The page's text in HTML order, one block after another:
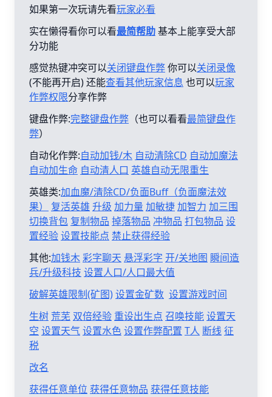
如果第一次玩请先看玩家必看
实在懒得看你可以看最简帮助基本上能享受大部
分功能
感觉热键冲突可以关闭键盘作弊你可以关闭录像
(不能再开启) 还能查看其他玩家信息 也可以玩家
作弊权限分享作弊
键盘作弊:完整键盘作弊 （也可以看看最简键盘作
弊）
自动化作弊:自动加钱/木 自动清除CD 自动加魔法
自动加生命 自动清人口 英雄自动无限重生
英雄类:加血魔/清除CD/负面Buff（负面魔法效
果）
复活英雄 升级 加力量 加敏捷加智力 加三围
切换背包 复制物品 掉落物品 冲物品 打包物品 设
置经验设置技能点 禁止获得经验
其他:加钱木彩字聊天 悬浮彩字 开/关地图 瞬间造
兵/升级科技 设置人口/人口最大值
破解英雄限制(矿图)设置金矿数 设置游戏时间
生树 荒芜 双倍经验 重设出生点 召唤技能设置天
空 设置天气设置水色设置作弊配置 T人 断线征
税
改名
获得任意单位 获得任意物品 获得任意技能